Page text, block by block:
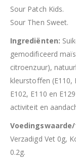
Sour Patch Kids.
Sour Then Sweet.
Ingrediënten:
gemodificeerd
citroenzuur),
kleurstoffen (E110,
E102, E110 en
activiteit en
Voedingswaarde/
Verzadigd Vet 0g,
0.2g.